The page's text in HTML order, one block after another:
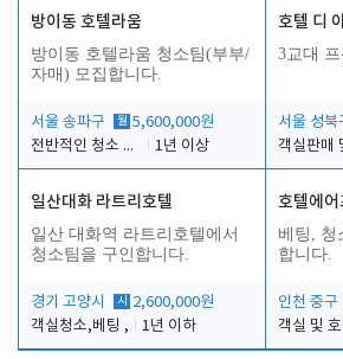
방이동 호텔라움
방이동 호텔라움 청소팀(부부/
자매) 모집합니다.
서울 송파구 월 5,600,000원
전반적인 청소 업무(객실청소.객실정리)
1년 이상
호텔 디
3교대
서울 성북
일산대화 라트리호텔
일산 대화역 라트리호텔에서
청소팀을 구인합니다.
경기 고양시 시
2,600,000원
객실청소,베팅 ,
1년 이하
호텔에
베팅, 청
합니다.
인천 중구
객실 및